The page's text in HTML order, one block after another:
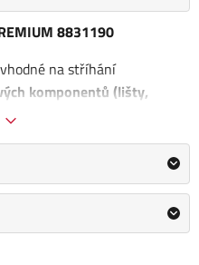
8831190
na stříhání
komponentů (lišty,
instalatéry,
úhelníku